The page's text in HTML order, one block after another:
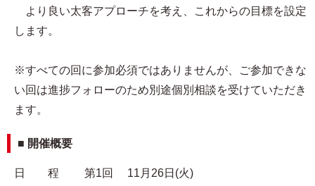
より良い太客アプローチを考え、これからの目標を設定
します。
※すべての回に参加必須ではありませんが、ご参加できな
い回は進捗フォローのため別途個別相談を受けていただき
ます。
■ 開催概要
日 程 第1回 11月26日(火)